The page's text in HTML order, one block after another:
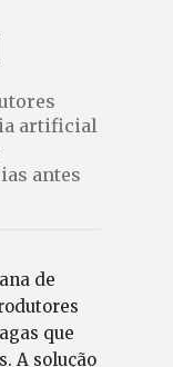
artificial
antes
de
que
A solução